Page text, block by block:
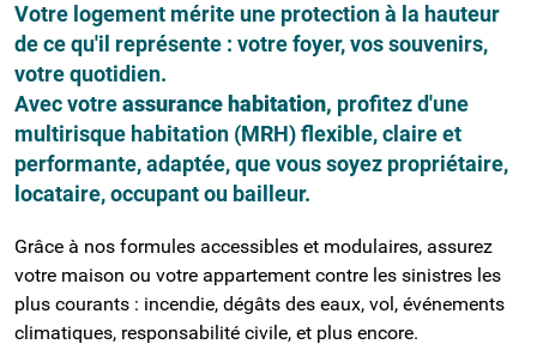
Votre logement mérite une protection à la hauteur
de ce qu'il représente : votre foyer, vos souvenirs,
votre quotidien.
Avec votreassurance habitation, profitez d'une
multirisque habitation (MRH) flexible, claire et
performante, adaptée, que vous soyez propriétaire,
locataire, occupant ou bailleur.
Grâce à nos formules accessibles et modulaires, assurez
votre maison ou votre appartement contre les sinistres les
plus courants : incendie, dégâts des eaux, vol, événements
climatiques, responsabilité civile, et plus encore.